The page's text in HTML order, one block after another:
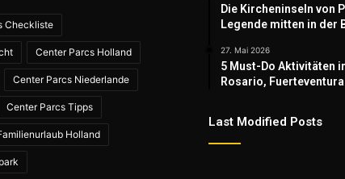
Checkliste
Center Parcs Holland
Center Parcs Niederlande
Center Parcs Tipps
Holland
Die Kircheninseln von
Legende mitten in der
27. Mai 2026
5 Must-Do Aktivitäten
Rosario, Fuerteventura
Last Modified Posts